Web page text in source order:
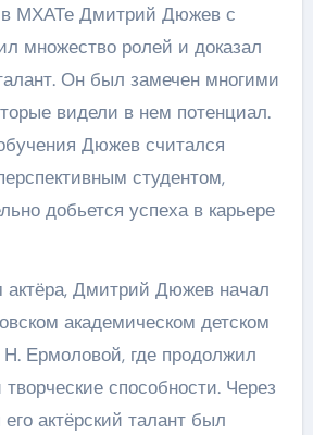
МХАТе Дмитрий Дюжев с
множество ролей и доказал
Он был замечен многими
видели в нем потенциал.
Дюжев считался
студентом,
добьется успеха в карьере
Дмитрий Дюжев начал
академическом детском
Ермоловой, где продолжил
способности. Через
актёрский талант был